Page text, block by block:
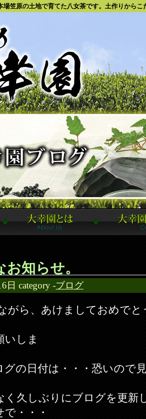
の土地で育てた八女茶です。土作りからこ
お知らせ。
日 category -ブログ
がら、あけましておめでと
今
いしま
グの日付は・・・恐いので
く久しぶりにブログを更新
・・・